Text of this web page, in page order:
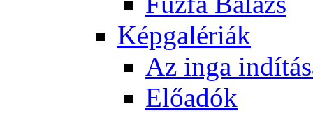
Kép­ga­lé­ri­ák
Az in­ga
Elő­adók